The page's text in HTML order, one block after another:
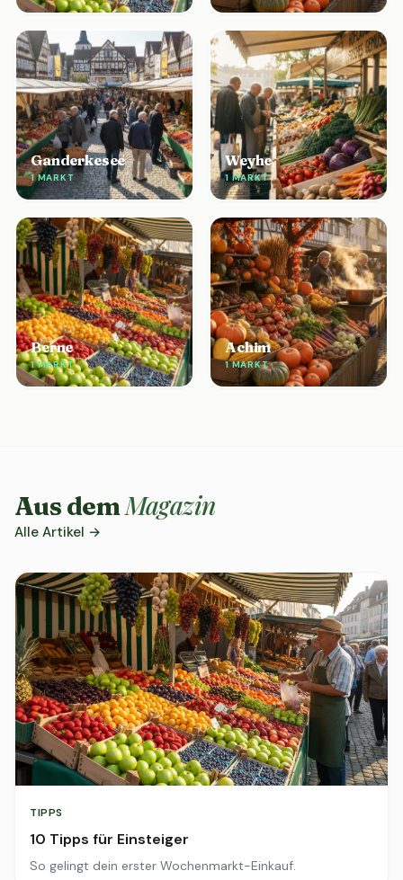
Ganderkesee
1 MARKT
Weyhe
1 MARKT
Berne
1 MARKT
Achim
1 MARKT
Aus demMagazin
Alle Artikel →
TIPPS
10 Tipps für Einsteiger
So gelingt dein erster Wochenmarkt-Einkauf.